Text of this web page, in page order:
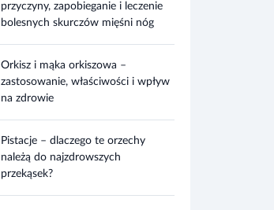
przyczyny, zapobieganie i leczenie
bolesnych skurczów mięśni nóg
Orkisz i mąka orkiszowa –
zastosowanie, właściwości i wpływ
na zdrowie
Pistacje – dlaczego te orzechy
należą do najzdrowszych
przekąsek?